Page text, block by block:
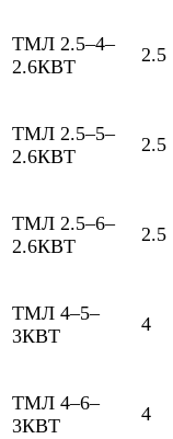
ТМЛ 2.5–4–
2.6КВТ
2.5
ТМЛ 2.5–5–
2.6КВТ
2.5
ТМЛ 2.5–6–
2.6КВТ
2.5
ТМЛ 4–5–
3КВТ
4
ТМЛ 4–6–
3КВТ
4